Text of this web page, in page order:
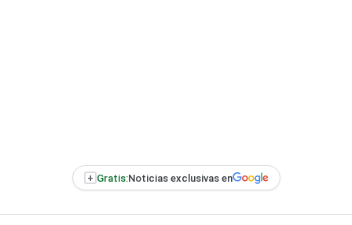
+ Gratis:Noticias exclusivas en